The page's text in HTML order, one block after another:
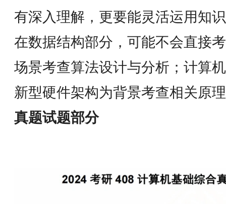
有深入理解，更要能灵活运用知
在数据结构部分，可能不会直接
场景考查算法设计与分析；计算
新型硬件架构为背景考查相关原
真题试题部分